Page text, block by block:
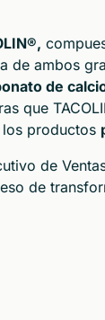
de ambos
de
que
productos
de
de